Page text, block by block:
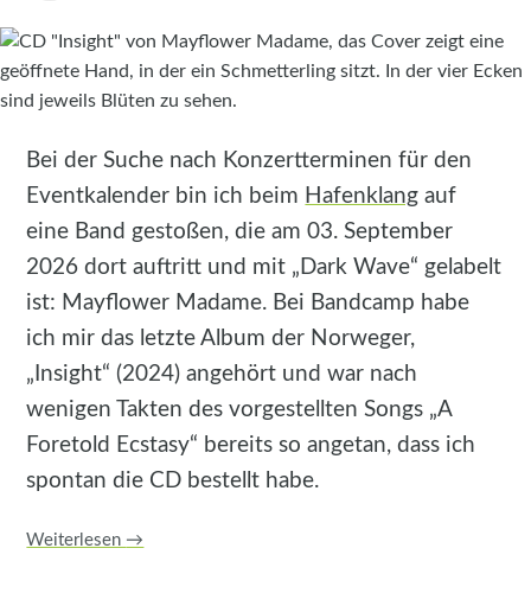
Bei der Suche nach Konzertterminen für den
Eventkalender bin ich beim Hafenklang auf
eine Band gestoßen, die am 03. September
2026 dort auftritt und mit „Dark Wave“ gelabelt
ist: Mayflower Madame. Bei Bandcamp habe
ich mir das letzte Album der Norweger,
„Insight“ (2024) angehört und war nach
wenigen Takten des vorgestellten Songs „A
Foretold Ecstasy“ bereits so angetan, dass ich
spontan die CD bestellt habe.
Weiterlesen →